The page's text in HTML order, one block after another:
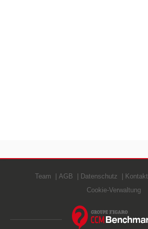
Team AGB Datenschutz Kontakt
Cookie-Verwaltung